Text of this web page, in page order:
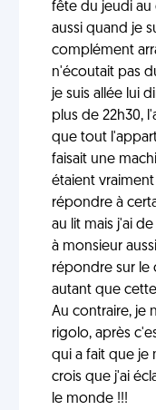
fête du jeudi au
aussi quand je
complément
n'écoutait pas
je suis allée lui
plus de 22h30,
que tout
faisait une
étaient
répondre à
au lit mais j'ai
à monsieur
répondre sur le
autant que
Au contraire, je
rigolo, après
qui a fait que je
crois que j'ai
le monde !!!